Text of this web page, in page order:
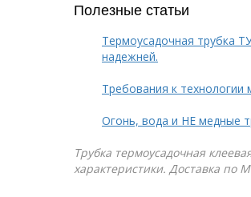
Полезные статьи
Термоусадочная трубка
надежней.
Требования к
Огонь, вода и НЕ медные
Трубка термоусадочная
характеристики. Доставка по